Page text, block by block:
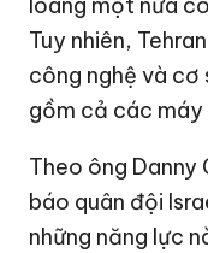
loãng một nửa
Tuy nhiên,
công nghệ và
gồm cả các
Theo ông
báo quân đội
những năng lực